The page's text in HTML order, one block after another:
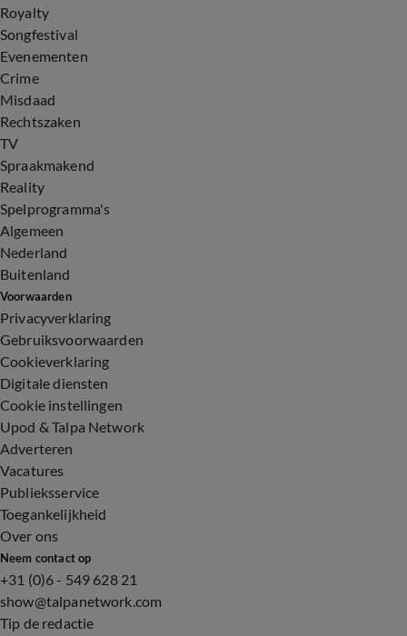
Royalty
Songfestival
Evenementen
Crime
Misdaad
Rechtszaken
TV
Spraakmakend
Reality
Spelprogramma's
Algemeen
Nederland
Buitenland
Voorwaarden
Privacyverklaring
Gebruiksvoorwaarden
Cookieverklaring
Digitale diensten
Cookie instellingen
Upod & Talpa Network
Adverteren
Vacatures
Publieksservice
Toegankelijkheid
Over ons
Neem contact op
+31 (0)6 - 549 628 21
show@talpanetwork.com
Tip de redactie